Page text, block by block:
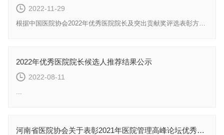
2022-11-29
根据中国医院协会2022年优秀医院院长及突出贡献奖评选表彰方案，经评审委员会评选，中国医院协会202...
2022年优秀医院院长候选人推荐结果公示
2022-08-11
...
河南省医院协会关于表彰2021年医院管理高峰论坛优秀论文的决定